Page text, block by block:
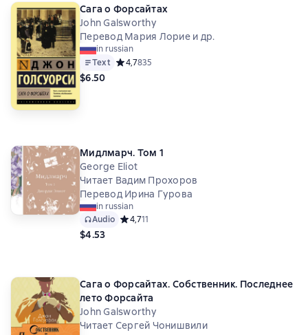
Сага о Форсайтах
John Galsworthy
Перевод Мария Лорие и др.
in russian
Text Средний рейтинг 4,7 на основе 835 оценок
4,7835
$6.50
Мидлмарч. Том 1
George Eliot
Читает Вадим Прохоров
Перевод Ирина Гурова
in russian
Audio Средний рейтинг 4,7 на основе 11 оценок
4,711
$4.53
Сага о Форсайтах. Собственник. Последнее
лето Форсайта
John Galsworthy
Читает Сергей Чонишвили